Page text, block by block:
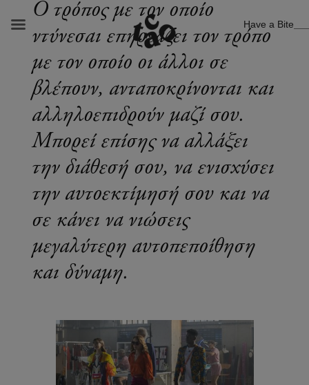
Ο τρόπος με τον οποίο
ντύνεσαι επηρεάζει τον τρόπο
με τον οποίο οι άλλοι σε
βλέπουν, ανταποκρίνονται και
αλληλοεπιδρούν μαζί σου.
Μπορεί επίσης να αλλάξει
την διάθεσή σου, να ενισχύσει
την αυτοεκτίμησή σου και να
σε κάνει να νιώσεις
μεγαλύτερη αυτοπεποίθηση
και δύναμη.
Have a Bite